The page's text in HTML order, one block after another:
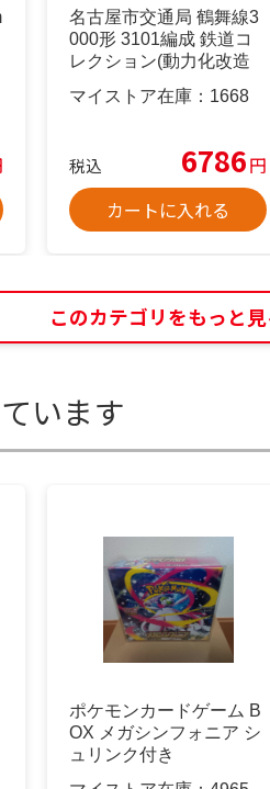
名古屋市交通局 鶴舞線3
000形 3101編成 鉄道コ
レクション(動力化改造
マイストア在庫： 1668
税込 6786円
カートに入れる
このカテゴリをもっと見
います
ポケモンカードゲーム B
OX メガシンフォニア シ
ュリンク付き